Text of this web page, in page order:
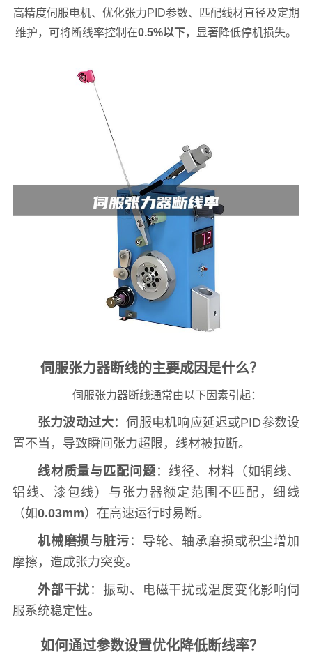
高精度伺服电机、优化张力PID参数、匹配线材直径及定期
维护，可将断线率控制在0.5%以下，显著降低停机损失。
伺服张力器断线的主要成因是什么？
伺服张力器断线通常由以下因素引起：
张力波动过大：伺服电机响应延迟或PID参数设
置不当，导致瞬间张力超限，线材被拉断。
线材质量与匹配问题：线径、材料（如铜线、
铝线、漆包线）与张力器额定范围不匹配，细线
（如0.03mm）在高速运行时易断。
机械磨损与脏污 ：导轮、轴承磨损或积尘增加
摩擦，造成张力突变。
外部干扰 ：振动、电磁干扰或温度变化影响伺
服系统稳定性。
如何通过参数设置优化降低断线率？